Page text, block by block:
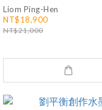
Liom Ping-Hen
NT$18,900
NT$21,000